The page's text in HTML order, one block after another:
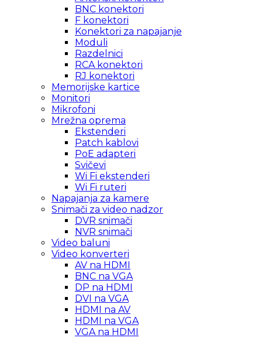
BNC konektori
F konektori
Konektori za napajanje
Moduli
Razdelnici
RCA konektori
RJ konektori
Memorijske kartice
Monitori
Mikrofoni
Mrežna oprema
Ekstenderi
Patch kablovi
PoE adapteri
Svičevi
Wi Fi ekstenderi
Wi Fi ruteri
Napajanja za kamere
Snimači za video nadzor
DVR snimači
NVR snimači
Video baluni
Video konverteri
AV na HDMI
BNC na VGA
DP na HDMI
DVI na VGA
HDMI na AV
HDMI na VGA
VGA na HDMI